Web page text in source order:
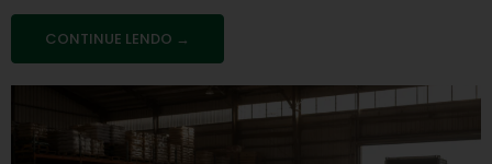
CONTINUE LENDO →